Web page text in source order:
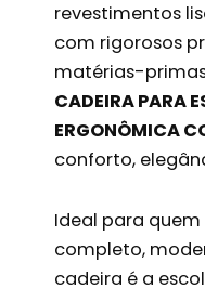
revestimentos
com rigorosos
matérias-
CADEIRA PARA
ERGONÔMICA
conforto,
Ideal para
completo,
cadeira é a